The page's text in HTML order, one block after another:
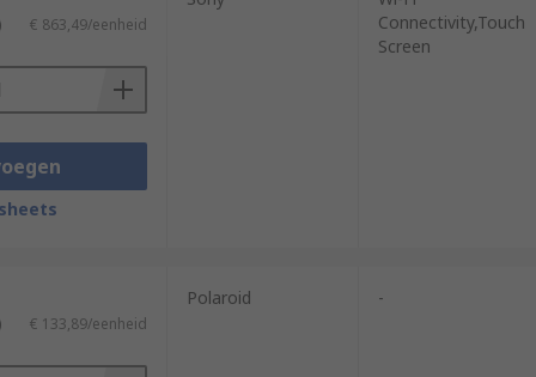
€ 863,49/eenheid
Connectivity,Touch
Screen
€ 133,89/eenheid
Polaroid -